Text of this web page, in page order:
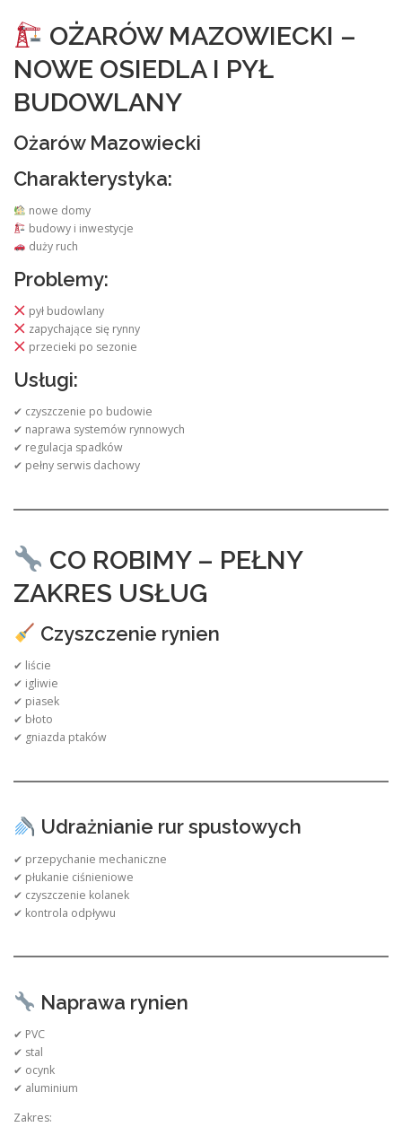
OŻARÓW MAZOWIECKI –
NOWE OSIEDLA I PYŁ
BUDOWLANY
Ożarów Mazowiecki
Charakterystyka:
nowe domy
budowy i inwestycje
duży ruch
Problemy:
pył budowlany
zapychające się rynny
przecieki po sezonie
Usługi:
✔ czyszczenie po budowie
✔ naprawa systemów rynnowych
✔ regulacja spadków
✔ pełny serwis dachowy
CO ROBIMY – PEŁNY
ZAKRES USŁUG
Czyszczenie rynien
✔ liście
✔ igliwie
✔ piasek
✔ błoto
✔ gniazda ptaków
Udrażnianie rur spustowych
✔ przepychanie mechaniczne
✔ płukanie ciśnieniowe
✔ czyszczenie kolanek
✔ kontrola odpływu
Naprawa rynien
✔ PVC
✔ stal
✔ ocynk
✔ aluminium
Zakres: